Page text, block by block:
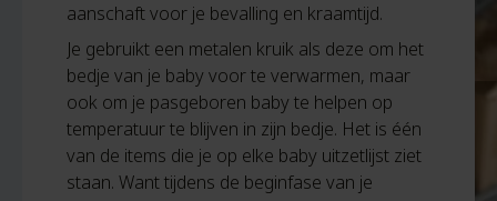
aanschaft voor je bevalling en kraamtijd.
Je gebruikt een metalen kruik als deze om het
bedje van je baby voor te verwarmen, maar
ook om je pasgeboren baby te helpen op
temperatuur te blijven in zijn bedje. Het is één
van de items die je op elke baby uitzetlijst ziet
staan. Want tijdens de beginfase van je